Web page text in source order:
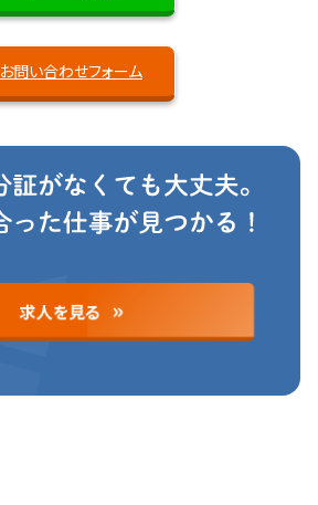
お問い合わせフォーム
求人を見る